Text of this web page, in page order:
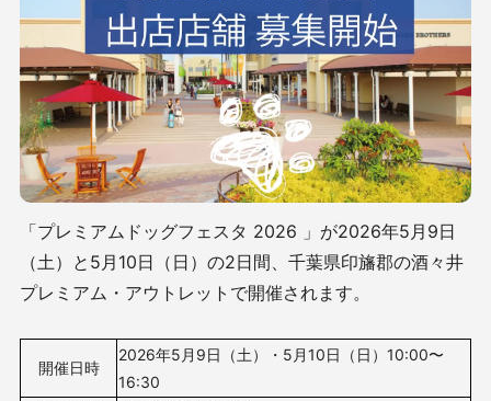
「プレミアムドッグフェスタ 2026 」が2026年5月9日
（土）と5月10日（日）の2日間、千葉県印旛郡の酒々井
プレミアム・アウトレットで開催されます。
開催日時
2026年5月9日（土）・5月10日（日）10:00〜
16:30